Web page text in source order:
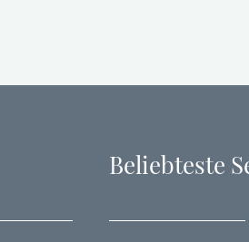
Beliebteste